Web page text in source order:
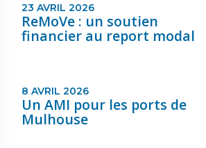
23 AVRIL 2026
ReMoVe : un soutien
financier au report modal
8 AVRIL 2026
Un AMI pour les ports de
Mulhouse